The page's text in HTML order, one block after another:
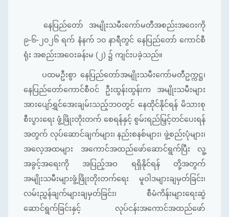
နေပြည်တော် အမျိုးသမီးကော်မတီအစည်းအဝေးကို
၉-၆-၂၀၂၆ ရက် နံနက် ၁၀ နာရီတွင် နေပြည်တော် ကောင်စီ
ရုံး အစည်းအဝေးခန်းမ (၂) ၌ ကျင်းပခဲ့သည်။
ပထမဦးစွာ နေပြည်တော်အမျိုးသမီးကော်မတီဥက္ကဋ္ဌ၊
နေပြည်တော်ကောင်စီဝင် ဦးထွန်းထွန်းက အမျိုးသမီးများ
အားပျော်ရွှင်အေးချမ်းသည့်ဘဝတွင် နေထိုင်နိုင်ရန် မိသားစု
စီးပွားရေး ဖွံ့ဖြိုးတိုးတက် စေရန်နှင့် စွမ်းရည်မြှင့်တင်ပေးရန်
အတွက် လုပ်ဆောင်ချက်များ၊ နည်းစနစ်များ၊ ဖွဲ့စည်းပုံများ၊
အလေ့အထများ အကောင်အထည်ဖော်ဆောင်ရွက်ပြီး လူ့
အခွင့်အရေးကို အပြည့်အဝ ရရှိနိုင်ရန် တို့အတွက်
အမျိုးသမီးများဖွံ့ဖြိုးတိုးတက်ရေး မူဝါဒများချမှတ်ခြင်း၊
လမ်းညွှန်ချက်များချမှတ်ခြင်း၊ စီမံကိန်းများရေးဆွဲ
ဆောင်ရွက်ခြင်းနှင့် လုပ်ငန်းအကောင်အထည်ဖော်